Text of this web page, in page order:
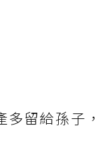
留給孫子，